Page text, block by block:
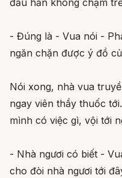
đầu hắn không chậm
- Đúng là - Vua nói -
ngăn chặn được ý đồ
Nói xong, nhà vua
ngay viên thầy thuốc
mình có việc gì, vội tới
- Nhà ngươi có biết -
cho đòi nhà ngươi tới